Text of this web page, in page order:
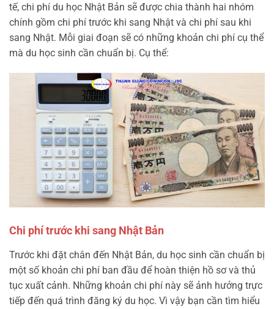
tế, chi phí du học Nhật Bản sẽ được chia thành hai nhóm
chính gồm chi phí trước khi sang Nhật và chi phí sau khi
sang Nhật. Mỗi giai đoạn sẽ có những khoản chi phí cụ thể
mà du học sinh cần chuẩn bị. Cụ thể:
Chi phí trước khi sang Nhật Bản
Trước khi đặt chân đến Nhật Bản, du học sinh cần chuẩn bị
một số khoản chi phí ban đầu để hoàn thiện hồ sơ và thủ
tục xuất cảnh. Những khoản chi phí này sẽ ảnh hưởng trực
tiếp đến quá trình đăng ký du học. Vì vậy bạn cần tìm hiểu